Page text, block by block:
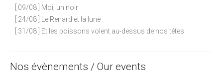
[ 09/08 ] Moi, un noir
[ 24/08 ] Le Renard et la lune
[ 31/08 ] Et les poissons volent au-dessus de nos têtes
Nos évènements / Our events